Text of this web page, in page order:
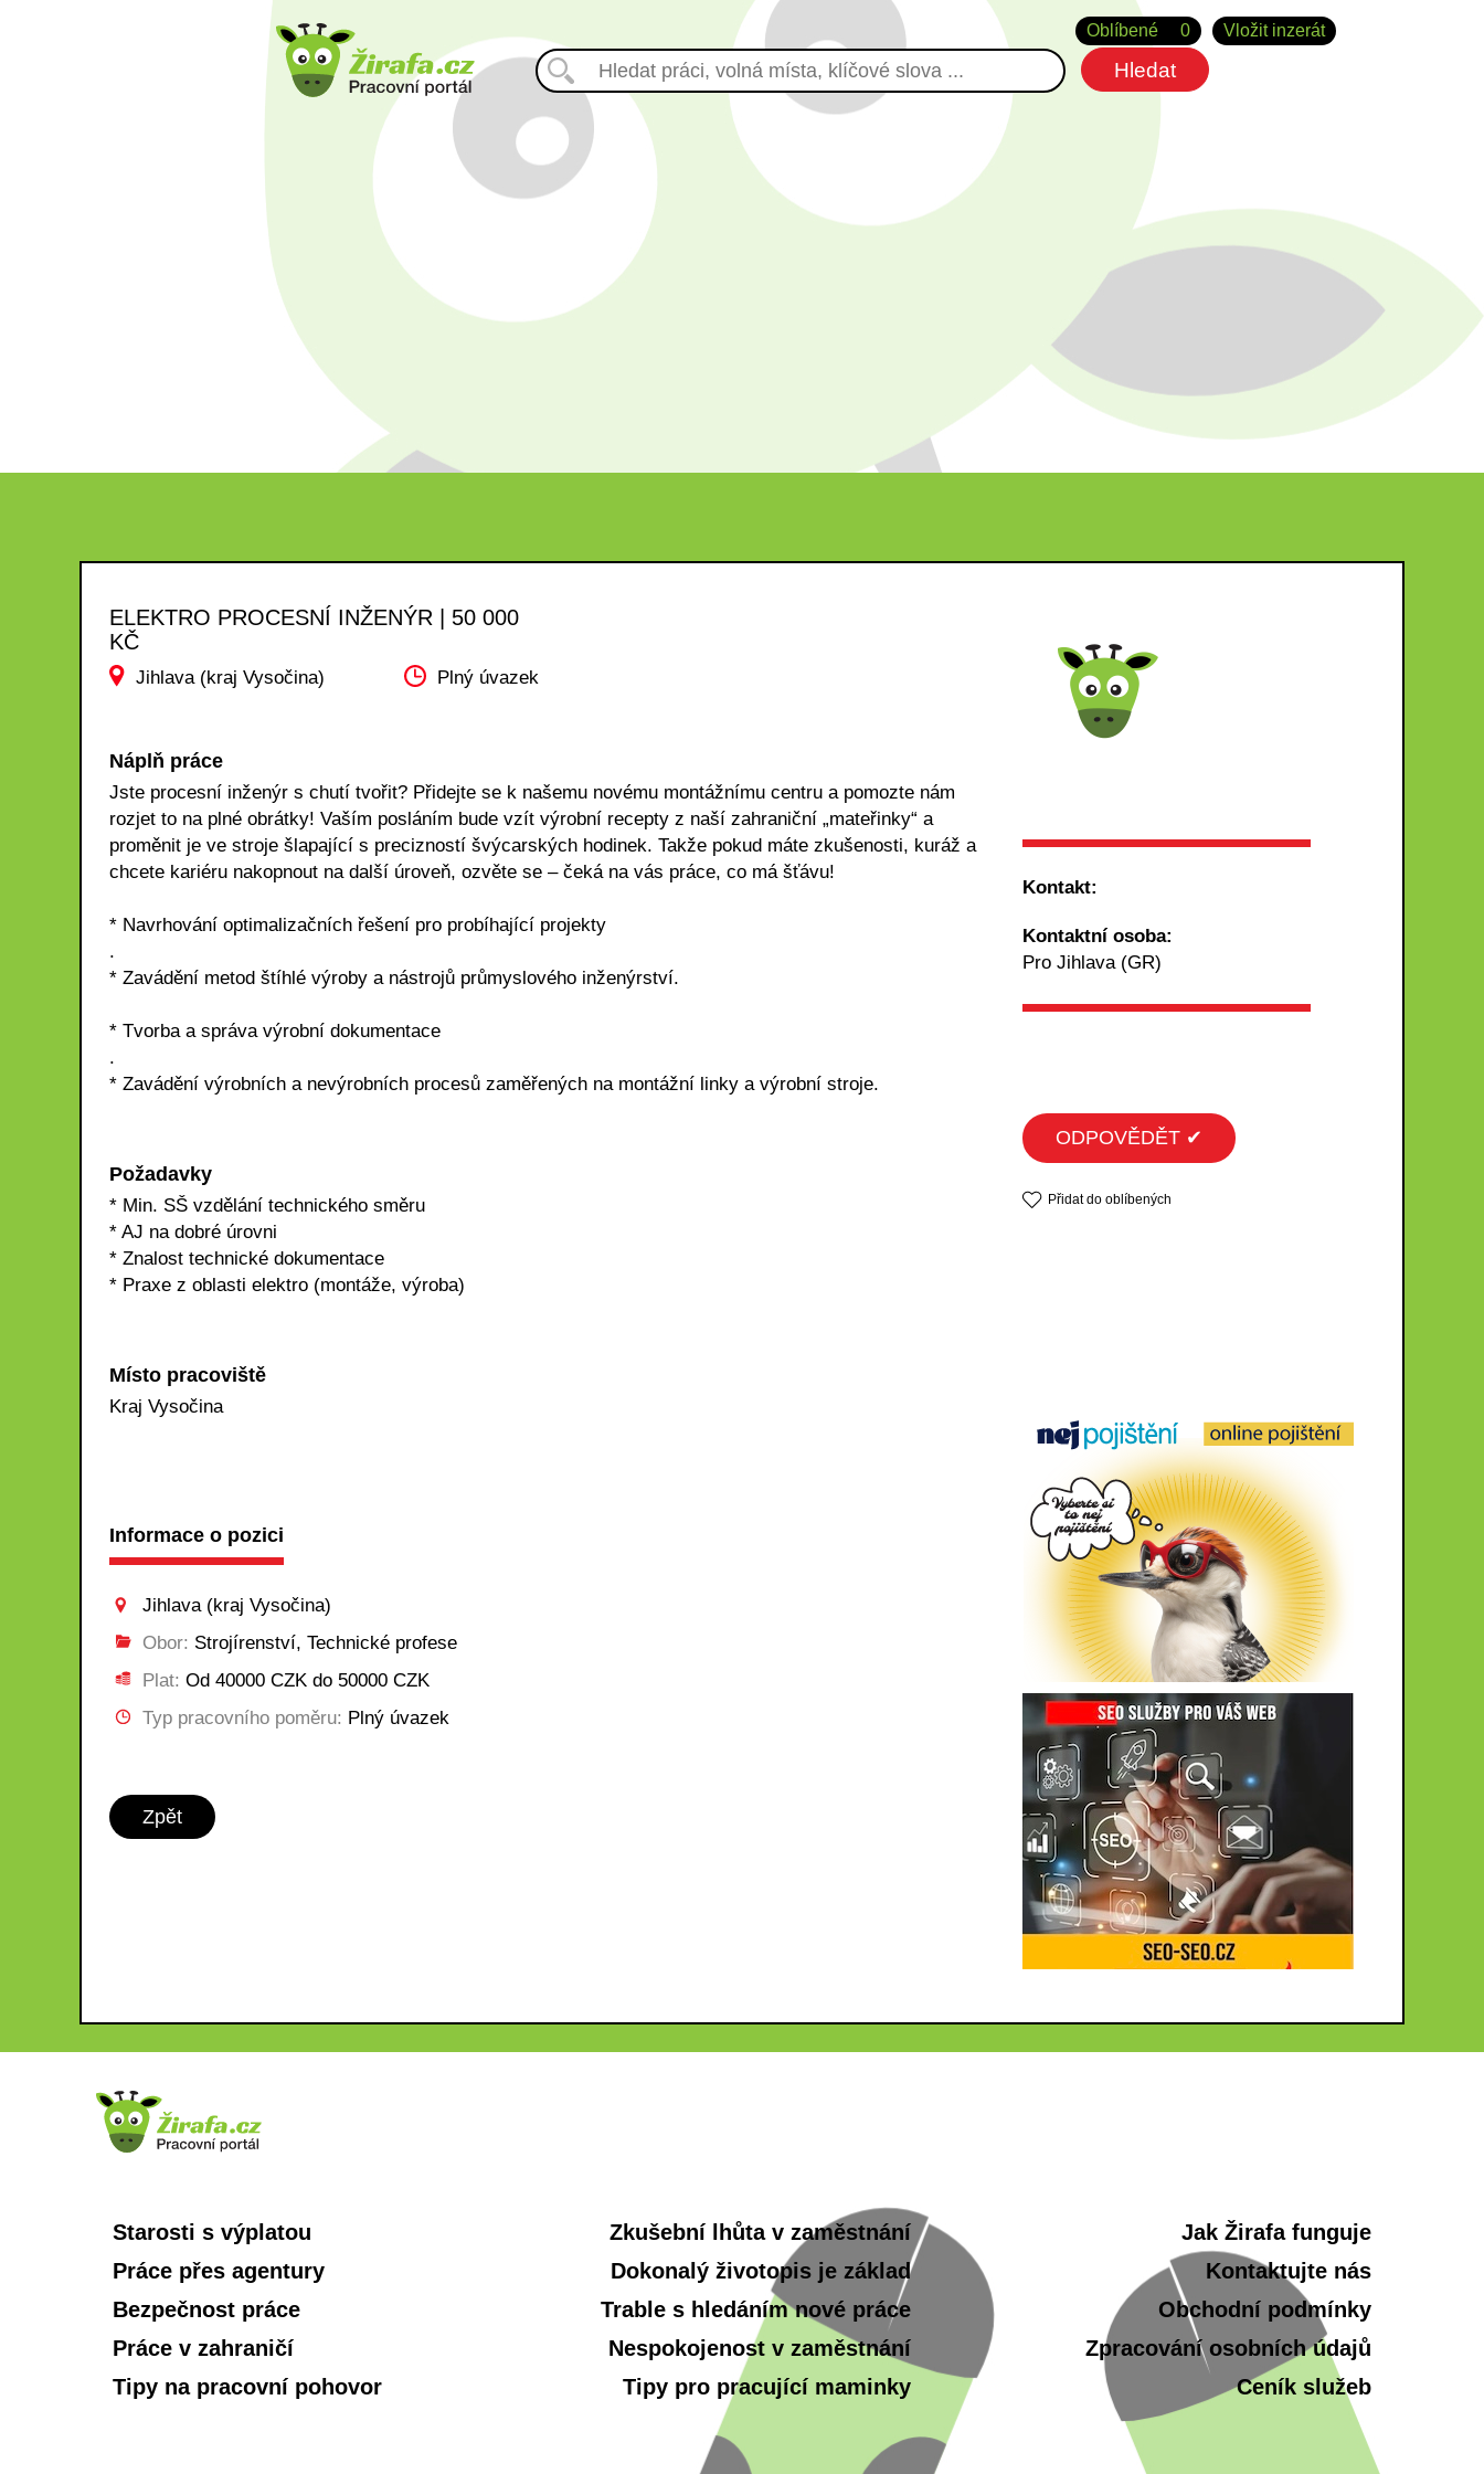
Vložit inzerát
Oblíbené 0
ELEKTRO PROCESNÍ INŽENÝR | 50 000
KČ
Jihlava (kraj Vysočina) Plný úvazek
Náplň práce
Jste procesní inženýr s chutí tvořit? Přidejte se k našemu novému montážnímu centru a pomozte nám
rozjet to na plné obrátky! Vaším posláním bude vzít výrobní recepty z naší zahraniční „mateřinky“ a
proměnit je ve stroje šlapající s precizností švýcarských hodinek. Takže pokud máte zkušenosti, kuráž a
chcete kariéru nakopnout na další úroveň, ozvěte se – čeká na vás práce, co má šťávu!
* Navrhování optimalizačních řešení pro probíhající projekty
.
* Zavádění metod štíhlé výroby a nástrojů průmyslového inženýrství.
* Tvorba a správa výrobní dokumentace
.
* Zavádění výrobních a nevýrobních procesů zaměřených na montážní linky a výrobní stroje.
Požadavky
* Min. SŠ vzdělání technického směru
* AJ na dobré úrovni
* Znalost technické dokumentace
* Praxe z oblasti elektro (montáže, výroba)
Místo pracoviště
Kraj Vysočina
Informace o pozici
Jihlava (kraj Vysočina)
Obor: Strojírenství, Technické profese
Plat: Od 40000 CZK do 50000 CZK
Typ pracovního poměru: Plný úvazek
Zpět
Kontakt:
Kontaktní osoba:
Pro Jihlava (GR)
ODPOVĚDĚT ✔
Přidat do oblíbených
Starosti s výplatou
Práce přes agentury
Bezpečnost práce
Práce v zahraničí
Tipy na pracovní pohovor
Zkušební lhůta v zaměstnání
Dokonalý životopis je základ
Trable s hledáním nové práce
Nespokojenost v zaměstnání
Tipy pro pracující maminky
Jak Žirafa funguje
Kontaktujte nás
Obchodní podmínky
Zpracování osobních údajů
Ceník služeb